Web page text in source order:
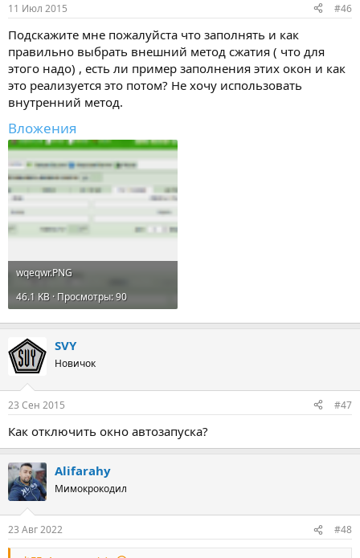
11 Июл 2015 #46
Подскажите мне пожалуйста что заполнять и как
правильно выбрать внешний метод сжатия ( что для
этого надо) , есть ли пример заполнения этих окон и как
это реализуется это потом? Не хочу использовать
внутренний метод.
Вложения
wqeqwr.PNG
46.1 KB · Просмотры: 90
SVY
Новичок
23 Сен 2015 #47
Как отключить окно автозапуска?
Alifarahy
Мимокрокодил
23 Авг 2022 #48